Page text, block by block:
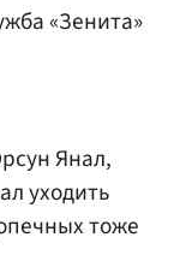
«Зенита»
Янал,
уходить
тоже